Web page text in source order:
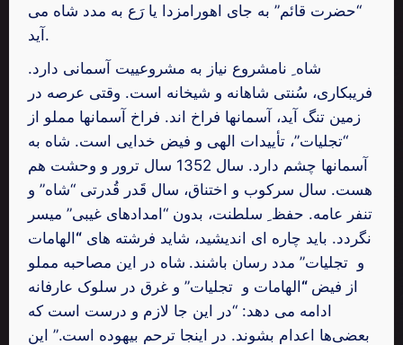
“حضرت قائم” به جای اهورامزدا یا رَع به مدد شاه می
آید.
شاه ِ نامشروع نیاز به مشروعییت آسمانی دارد.
فریبکاری، سُنتی شاهانه و شیخانه است. وقتی عرصه در
زمین تنگ آید، آسمانها فراخ اند. فراخ آسمانها مملو از
“تجلیات”، تأییدات الهی و فیض خدایی است. شاه به
آسمانها چشم دارد. سال 1352 سال ترور و وحشت هم
هست. سال سرکوب و اختناق، سال قَدر قُدرتی “شاه” و
تنفر عامه. حفظ ِ سلطنت، بدون “امدادهای غیبی” میسر
نگردد. باید چاره ای اندیشید، شاید فرشته های “الهامات
و تجلیات” مدد رسان باشند. شاه در این مصاحبه مملو
از فیض “الهامات و تجلیات” و غرق در سلوک عارفانه
ادامه می دهد: “در این جا لازم و درست است که
بعضی‌ها اعدام بشوند. در اینجا ترحم بیهوده است.” این